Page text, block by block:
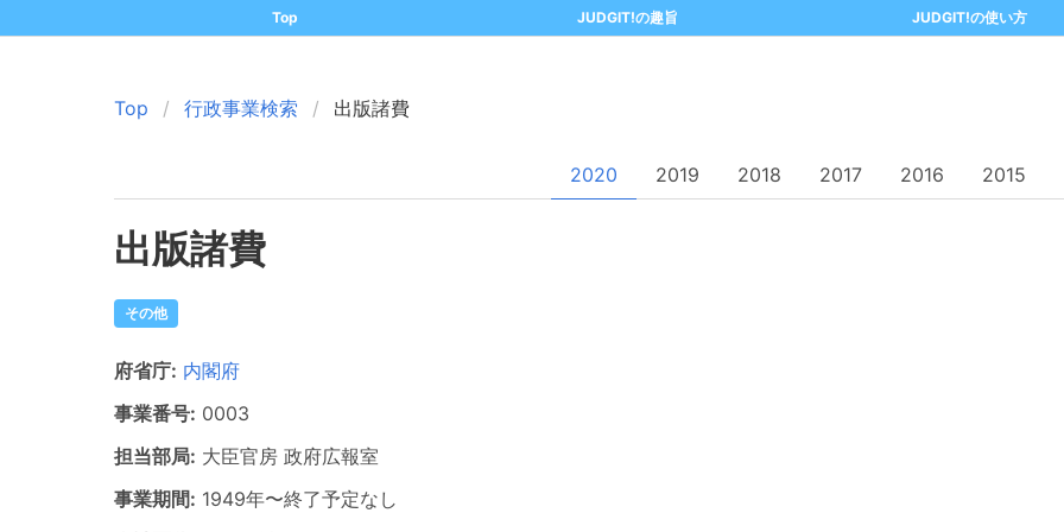
Top JUDGIT!の趣旨 JUDGIT!の使い方
Top 行政事業検索 出版諸費
2020 2019 2018 2017 2016 2015
出版諸費
その他
府省庁: 内閣府
事業番号: 0003
担当部局: 大臣官房 政府広報室
事業期間: 1949年〜終了予定なし